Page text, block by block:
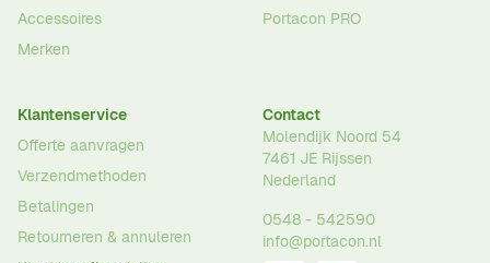
Accessoires
Merken
Portacon PRO
Klantenservice
Offerte aanvragen
Verzendmethoden
Betalingen
Retourneren & annuleren
Contact
Molendijk Noord 54
7461 JE Rijssen
Nederland
0548 - 542590
info@portacon.nl